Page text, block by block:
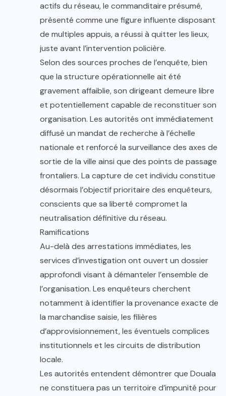
actifs du réseau, le commanditaire présumé,
présenté comme une figure influente disposant
de multiples appuis, a réussi à quitter les lieux,
juste avant l’intervention policière.
Selon des sources proches de l’enquête, bien
que la structure opérationnelle ait été
gravement affaiblie, son dirigeant demeure libre
et potentiellement capable de reconstituer son
organisation. Les autorités ont immédiatement
diffusé un mandat de recherche à l’échelle
nationale et renforcé la surveillance des axes de
sortie de la ville ainsi que des points de passage
frontaliers. La capture de cet individu constitue
désormais l’objectif prioritaire des enquêteurs,
conscients que sa liberté compromet la
neutralisation définitive du réseau.
Ramifications
Au-delà des arrestations immédiates, les
services d’investigation ont ouvert un dossier
approfondi visant à démanteler l’ensemble de
l’organisation. Les enquêteurs cherchent
notamment à identifier la provenance exacte de
la marchandise saisie, les filières
d’approvisionnement, les éventuels complices
institutionnels et les circuits de distribution
locale.
Les autorités entendent démontrer que Douala
ne constituera pas un territoire d’impunité pour